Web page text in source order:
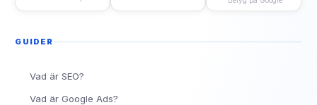
GUIDER
Vad är SEO?
Vad är Google Ads?